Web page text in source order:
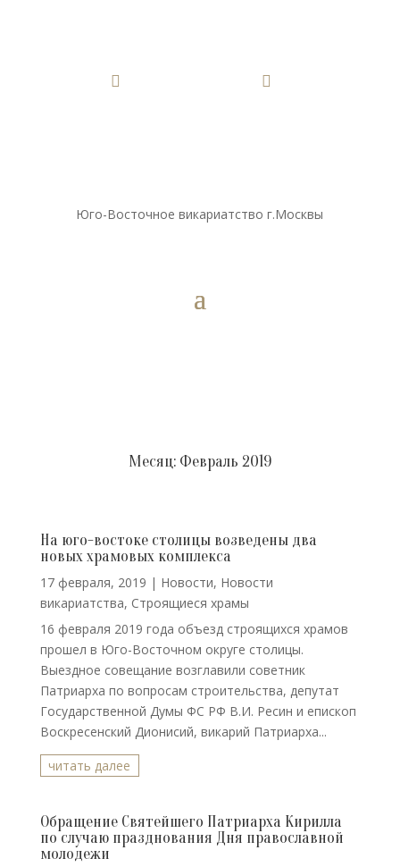
 
Юго-Восточное викариатство г.Москвы
Месяц: Февраль 2019
На юго-востоке столицы возведены два
новых храмовых комплекса
17 февраля, 2019 | Новости, Новости
викариатства, Строящиеся храмы
16 февраля 2019 года объезд строящихся храмов
прошел в Юго-Восточном округе столицы.
Выездное совещание возглавили советник
Патриарха по вопросам строительства, депутат
Государственной Думы ФС РФ В.И. Ресин и епископ
Воскресенский Дионисий, викарий Патриарха...
читать далее
Обращение Святейшего Патриарха Кирилла
по случаю празднования Дня православной
молодежи